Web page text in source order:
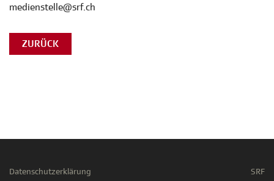
medienstelle@srf.ch
ZURÜCK
Datenschutzerklärung SRF